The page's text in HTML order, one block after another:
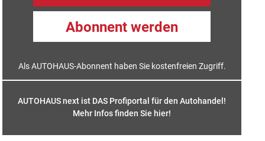
Abonnent werden
Als AUTOHAUS-Abonnent haben Sie kostenfreien Zugriff.
AUTOHAUS next ist DAS Profiportal für den Autohandel!
Mehr Infos finden Sie hier!